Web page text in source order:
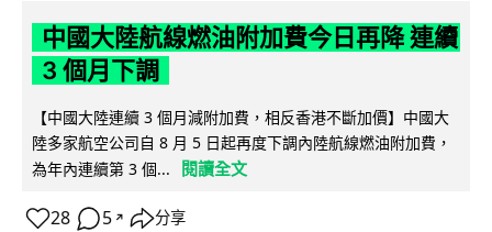
中國大陸航線燃油附加費今日再降 連續
3 個月下調
【中國大陸連續 3 個月減附加費，相反香港不斷加價】中國大
陸多家航空公司自 8 月 5 日起再度下調內陸航線燃油附加費，
為年內連續第 3 個...
閱讀全文
28 5 ↗ 分享